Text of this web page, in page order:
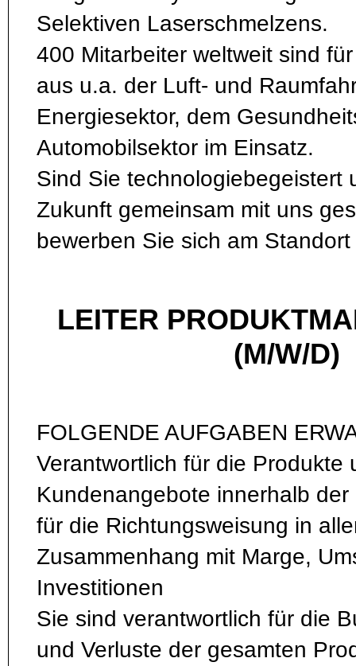
Selektiven Laserschmelzens.
400 Mitarbeiter weltweit sind
aus u.a. der Luft- und
Energiesektor, dem
Automobilsektor im Einsatz.
Sind Sie technologiebegeistert
Zukunft gemeinsam mit uns
bewerben Sie sich am
LEITER
(M/W/D)
FOLGENDE AUFGABEN
Verantwortlich für die Produkte
Kundenangebote innerhalb
für die Richtungsweisung in
Zusammenhang mit Marge,
Investitionen
Sie sind verantwortlich für die
und Verluste der gesamten